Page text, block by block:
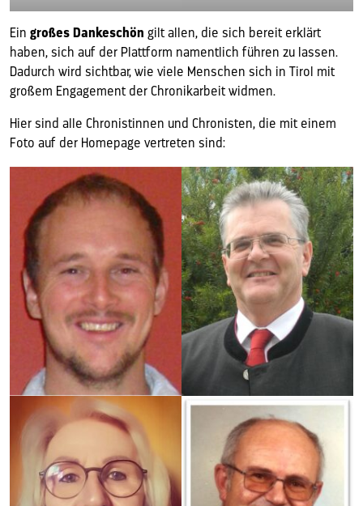
Ein großes Dankeschön gilt allen, die sich bereit erklärt
haben, sich auf der Plattform namentlich führen zu lassen.
Dadurch wird sichtbar, wie viele Menschen sich in Tirol mit
großem Engagement der Chronikarbeit widmen.
Hier sind alle Chronistinnen und Chronisten, die mit einem
Foto auf der Homepage vertreten sind: